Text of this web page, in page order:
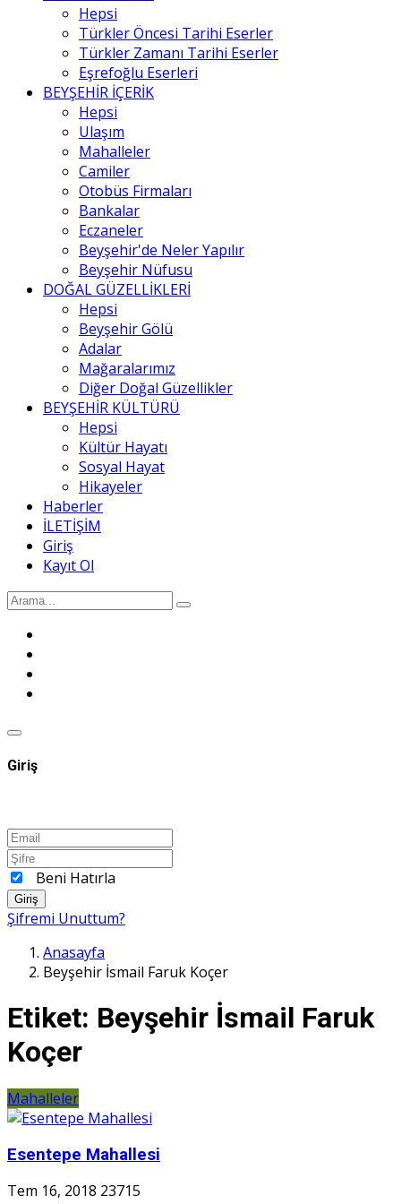
Hepsi
Türkler Öncesi Tarihi Eserler
Türkler Zamanı Tarihi Eserler
Eşrefoğlu Eserleri
BEYŞEHİR İÇERİK
Hepsi
Ulaşım
Mahalleler
Camiler
Otobüs Firmaları
Bankalar
Eczaneler
Beyşehir'de Neler Yapılır
Beyşehir Nüfusu
DOĞAL GÜZELLİKLERİ
Hepsi
Beyşehir Gölü
Adalar
Mağaralarımız
Diğer Doğal Güzellikler
BEYŞEHİR KÜLTÜRÜ
Hepsi
Kültür Hayatı
Sosyal Hayat
Hikayeler
Haberler
İLETİŞİM
Giriş
Kayıt Ol
Giriş
Beni Hatırla
Giriş
Şifremi Unuttum?
Anasayfa
Beyşehir İsmail Faruk Koçer
Etiket: Beyşehir İsmail Faruk
Koçer
Mahalleler
Esentepe Mahallesi
Tem 16, 2018 23715